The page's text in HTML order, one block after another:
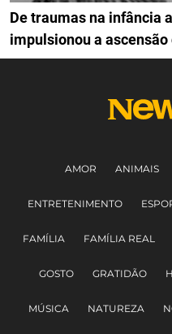
De traumas na infância
impulsionou a
AMOR ANIMAIS
ENTRETENIMENTO
FAMÍLIA FAMÍLIA REAL
GOSTO GRATIDÃO
MÚSICA NATUREZA